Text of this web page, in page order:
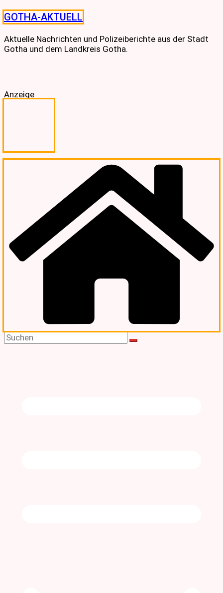
Skip
to
content
GOTHA-AKTUELL
Aktuelle Nachrichten und Polizeiberichte aus der Stadt
Gotha und dem Landkreis Gotha.
Anzeige